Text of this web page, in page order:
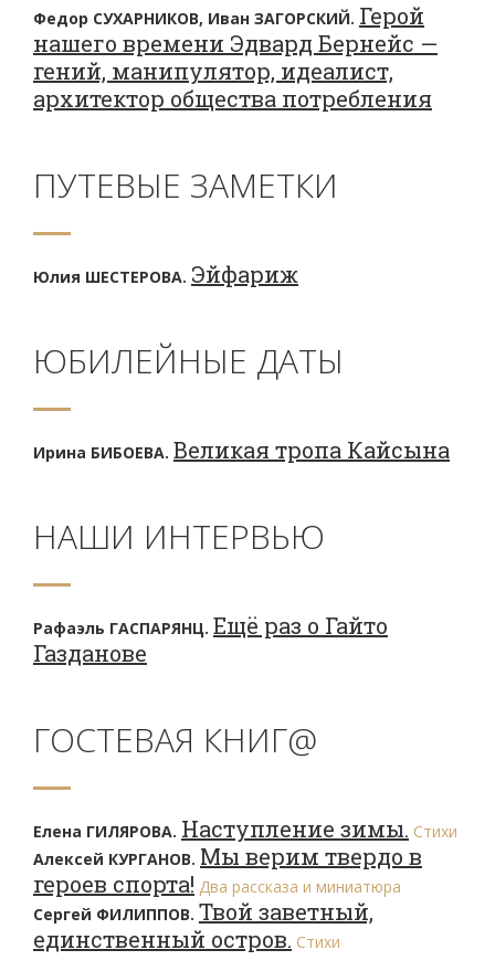
Федор СУХАРНИКОВ, Иван ЗАГОРСКИЙ. Герой
нашего времени Эдвард Бернейс —
гений, манипулятор, идеалист,
архитектор общества потребления
ПУТЕВЫЕ ЗАМЕТКИ
Юлия ШЕСТЕРОВА. Эйфариж
ЮБИЛЕЙНЫЕ ДАТЫ
Ирина БИБОЕВА. Великая тропа Кайсына
НАШИ ИНТЕРВЬЮ
Рафаэль ГАСПАРЯНЦ. Ещё раз о Гайто
Газданове
ГОСТЕВАЯ КНИГ@
Елена ГИЛЯРОВА. Наступление зимы. Стихи
Алексей КУРГАНОВ. Мы верим твердо в
героев спорта! Два рассказа и миниатюра
Сергей ФИЛИППОВ. Твой заветный,
единственный остров. Стихи